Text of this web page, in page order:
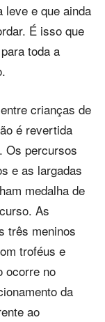
leve e que ainda
É isso que
toda a
crianças de
é revertida
Os percursos
e as largadas
medalha de
As
três meninos
troféus e
ocorre no
da
ao